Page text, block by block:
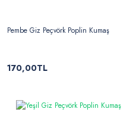
Pembe Giz Peçvörk Poplin Kumaş
170,00TL